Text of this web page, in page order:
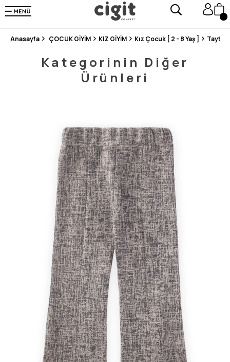
250.000'DEN FAZLA DEĞERLENDİRMEDE 5 ÜZERİNDEN 4.8 PUAN ALDI ⭐⭐⭐⭐⭐
3 MİLYONDAN FAZLA MUTLU MÜŞTERİ ❤️ 10 MİLYON ÜRÜN
Anasayfa ÇOCUK GİYİM KIZ GİYİM Kız Çocuk [ 2 - 8 Yaş ] Tayt
Kategorinin Diğer
Ürünleri